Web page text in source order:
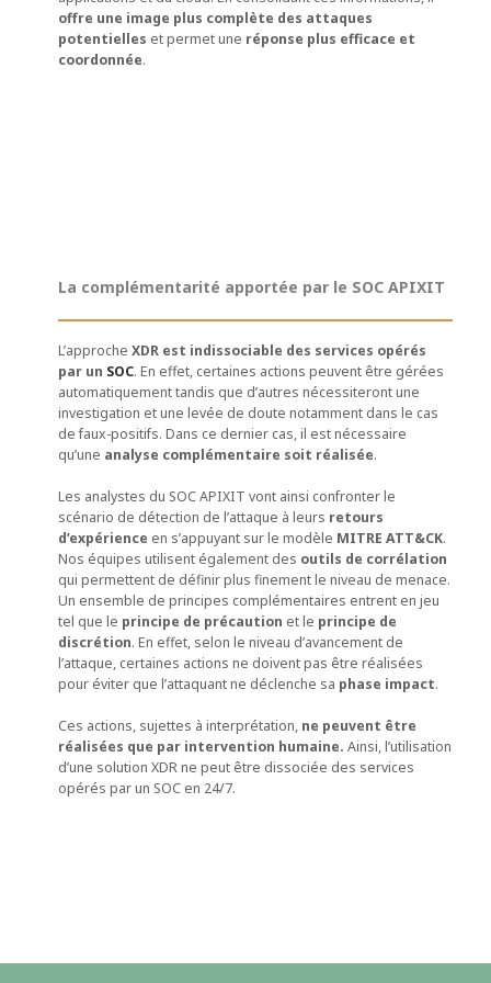
offre une image plus complète des attaques
potentielles et permet une réponse plus efficace et
coordonnée.
La complémentarité apportée par le SOC APIXIT
L’approche XDR est indissociable des services opérés
par un SOC. En effet, certaines actions peuvent être gérées
automatiquement tandis que d’autres nécessiteront une
investigation et une levée de doute notamment dans le cas
de faux-positifs. Dans ce dernier cas, il est nécessaire
qu’une analyse complémentaire soit réalisée.
Les analystes du SOC APIXIT vont ainsi confronter le
scénario de détection de l’attaque à leurs retours
d’expérience en s’appuyant sur le modèle MITRE ATT&CK.
Nos équipes utilisent également des outils de corrélation
qui permettent de définir plus finement le niveau de menace.
Un ensemble de principes complémentaires entrent en jeu
tel que le principe de précaution et le principe de
discrétion. En effet, selon le niveau d’avancement de
l’attaque, certaines actions ne doivent pas être réalisées
pour éviter que l’attaquant ne déclenche sa phase impact.
Ces actions, sujettes à interprétation, ne peuvent être
réalisées que par intervention humaine. Ainsi, l’utilisation
d’une solution XDR ne peut être dissociée des services
opérés par un SOC en 24/7.